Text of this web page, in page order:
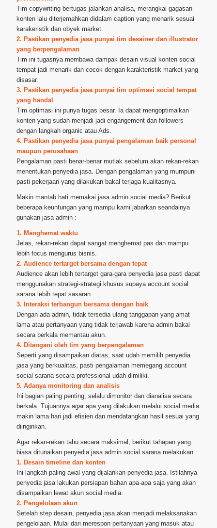
Tim copywriting bertugas jalankan analisa, merangkai gagasan
konten lalu diterjemahkan didalam caption yang menarik sesuai
karakeristik dan obyek market.
2. Pastikan penyedia jasa punyai tim desainer dan illustrator
yang berpengalaman
Tim ini tugasnya membawa dampak desain visual konten social
tempat jadi menarik dan cocok dengan karakteristik market yang
disasar.
3. Pastikan penyedia jasa punyai tim optimasi social tempat
yang handal
Tim optimasi ini punya tugas besar. Ia dapat mengoptimalkan
konten yang sudah menjadi jadi engangement dan followers
dengan langkah organic atau Ads.
4. Pastikan penyedia jasa punyai pengalaman baik personal
maupun perusahaan
Pengalaman pasti benar-benar mutlak sebelum akan rekan-rekan
menentukan penyedia jasa. Dengan pengalaman yang mumpuni
pasti pekerjaan yang dilakukan bakal terjaga kualitasnya.
Makin mantab hati memakai jasa admin social media? Berikut
beberapa keuntungan yang mampu kami jabarkan seandainya
gunakan jasa admin :
1. Menghemat waktu
Jelas, rekan-rekan dapat sangat menghemat pas dan mampu
lebih focus mengurus bisnis.
2. Audience tertarget bersama dengan tepat
Audience akan lebih tertarget gara-gara penyedia jasa pasti dapat
menggunakan strategi-strategi khusus supaya account social
sarana lebih tepat sasaran.
3. Interaksi terbangun bersama dengan baik
Dengan ada admin, tidak tersedia ulang tanggapan yang amat
lama atau pertanyaan yang tidak terjawab karena admin bakal
secara berkala memantau akun.
4. Ditangani oleh tim yang berpengalaman
Seperti yang disampaikan diatas, saat udah memilih penyedia
jasa yang berkualitas, pasti pengalaman memegang account
social sarana secara professional udah dimiliki.
5. Adanya monitoring dan analisis
Ini bagian paling penting, selalu dimonitor dan dianalisa secara
berkala. Tujuannya agar apa yang dilakukan melalui social media
makin lama hari jadi efisien dan mendatangkan hasil sesuai yang
diinginkan.
Agar rekan-rekan tahu secara maksimal, berikut tahapan yang
biasa ditunaikan penyedia jasa admin social sarana melakukan :
1. Desain timeline dan konten
Ini langkah paling awal yang dijalankan penyedia jasa. Istilahnya
penyedia jasa lakukan persiapan bahan apa-apa saja yang akan
disampaikan lewat akun social media.
2. Pengelolaan akun
Setelah step desain, penyedia jasa akan menjadi melaksanakan
pengelolaan. Mulai dari merespon pertanyaan yang masuk atau